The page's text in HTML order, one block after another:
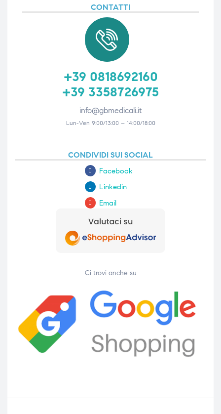
CONTATTI
+39 0818692160
+39 3358726975
info@gbmedicali.it
Lun-Ven 9:00/13:00 – 14:00/18:00
CONDIVIDI SUI SOCIAL
Facebook
Linkedin
Email
Ci trovi anche su